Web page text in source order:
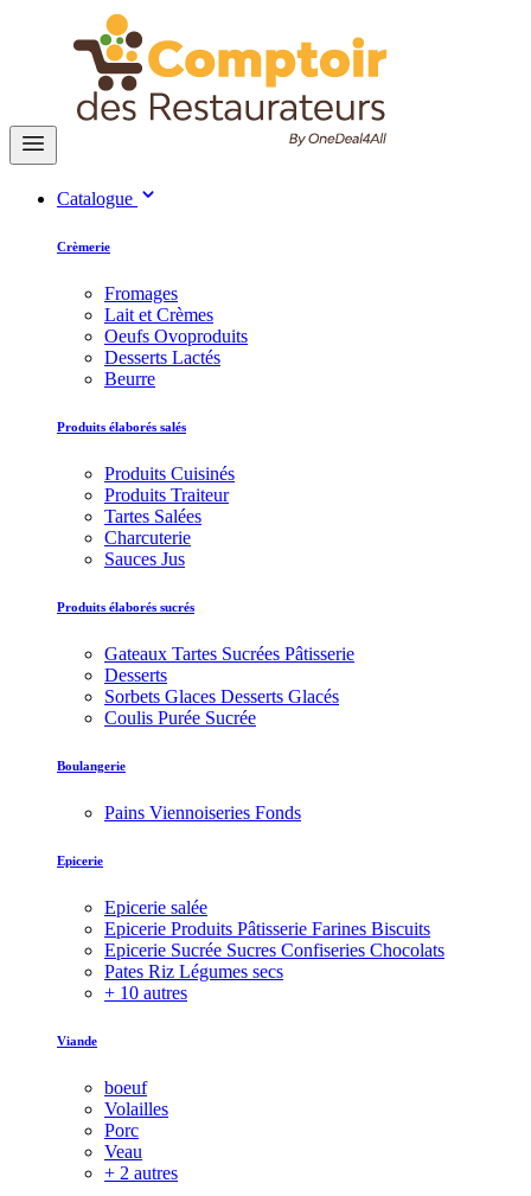
Catalogue
Crèmerie
Fromages
Lait et Crèmes
Oeufs Ovoproduits
Desserts Lactés
Beurre
Produits élaborés salés
Produits Cuisinés
Produits Traiteur
Tartes Salées
Charcuterie
Sauces Jus
Produits élaborés sucrés
Gateaux Tartes Sucrées Pâtisserie
Desserts
Sorbets Glaces Desserts Glacés
Coulis Purée Sucrée
Boulangerie
Pains Viennoiseries Fonds
Epicerie
Epicerie salée
Epicerie Produits Pâtisserie Farines Biscuits
Epicerie Sucrée Sucres Confiseries Chocolats
Pates Riz Légumes secs
+ 10 autres
Viande
boeuf
Volailles
Porc
Veau
+ 2 autres